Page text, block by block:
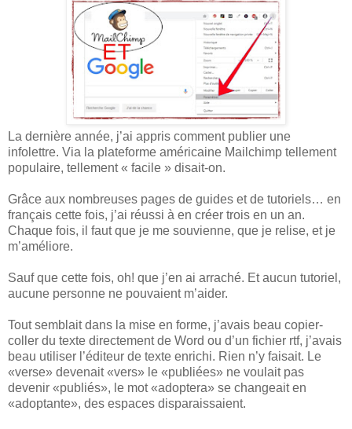
La dernière année, j’ai appris comment publier une
infolettre. Via la plateforme américaine Mailchimp tellement
populaire, tellement « facile » disait-on.
Grâce aux nombreuses pages de guides et de tutoriels… en
français cette fois, j’ai réussi à en créer trois en un an.
Chaque fois, il faut que je me souvienne, que je relise, et je
m’améliore.
Sauf que cette fois, oh! que j’en ai arraché. Et aucun tutoriel,
aucune personne ne pouvaient m’aider.
Tout semblait dans la mise en forme, j’avais beau copier-
coller du texte directement de Word ou d’un fichier rtf, j’avais
beau utiliser l’éditeur de texte enrichi. Rien n’y faisait. Le
«verse» devenait «vers» le «publiées» ne voulait pas
devenir «publiés», le mot «adoptera» se changeait en
«adoptante», des espaces disparaissaient.